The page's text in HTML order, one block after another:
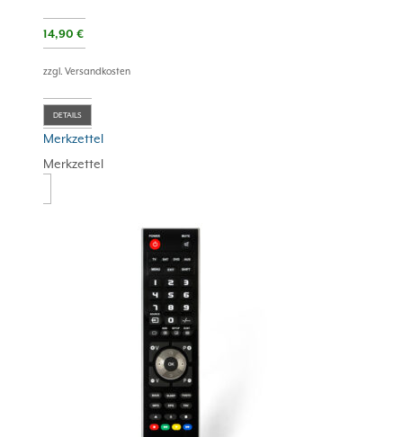
14,90 €
zzgl. Versandkosten
DETAILS
Merkzettel
Merkzettel